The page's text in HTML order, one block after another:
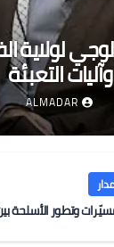
لولاية
التعبئة
ALMADAR
وتطور الأسلحة